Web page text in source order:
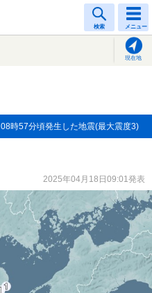
検索 メニュー
現在地
08時57分頃発生した地震(最大震度3)
2025年04月18日09:01発表